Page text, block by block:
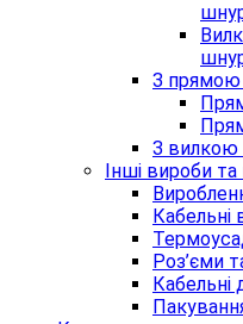
З
З вилкою
Інші вироби та
Кабельні
Роз’єми
Кабельні